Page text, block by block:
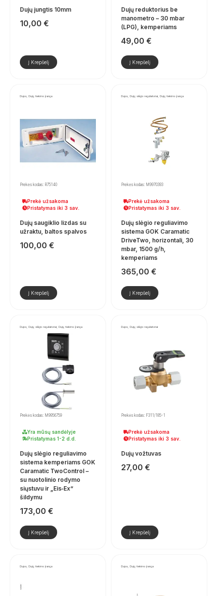
Dujų jungtis 10mm
10,00 €
Į Krepšelį
Dujų reduktorius be
manometro – 30 mbar
(LPG), kemperiams
49,00 €
Į Krepšelį
Dujos, Dujų tiekimo įranga
Prekės kodas: R75140
Prekė užsakoma
Pristatymas iki 3 sav.
Dujų saugiklio lizdas su
užraktu, baltos spalvos
100,00 €
Į Krepšelį
Dujos, Dujų slėgio reguliatoriai, Dujų tiekimo įranga
Prekės kodas: M9970393
Prekė užsakoma
Pristatymas iki 3 sav.
Dujų slėgio reguliavimo
sistema GOK Caramatic
DriveTwo, horizontali, 30
mbar, 1500 g/h,
kemperiams
365,00 €
Į Krepšelį
Dujos, Dujų slėgio reguliatoriai, Dujų tiekimo įranga
Prekės kodas: M9956759
Yra mūsų sandėlyje
Pristatymas 1-2 d.d.
Dujų slėgio reguliavimo
sistema kemperiams GOK
Caramatic TwoControl –
su nuotolinio rodymo
siųstuvu ir „Eis‑Ex“
šildymu
173,00 €
Į Krepšelį
Dujos, Dujų slėgio reguliatoriai
Prekės kodas: F311/185-1
Prekė užsakoma
Pristatymas iki 3 sav.
Dujų vožtuvas
27,00 €
Į Krepšelį
Dujos, Dujų tiekimo įranga Dujos, Dujų tiekimo įranga